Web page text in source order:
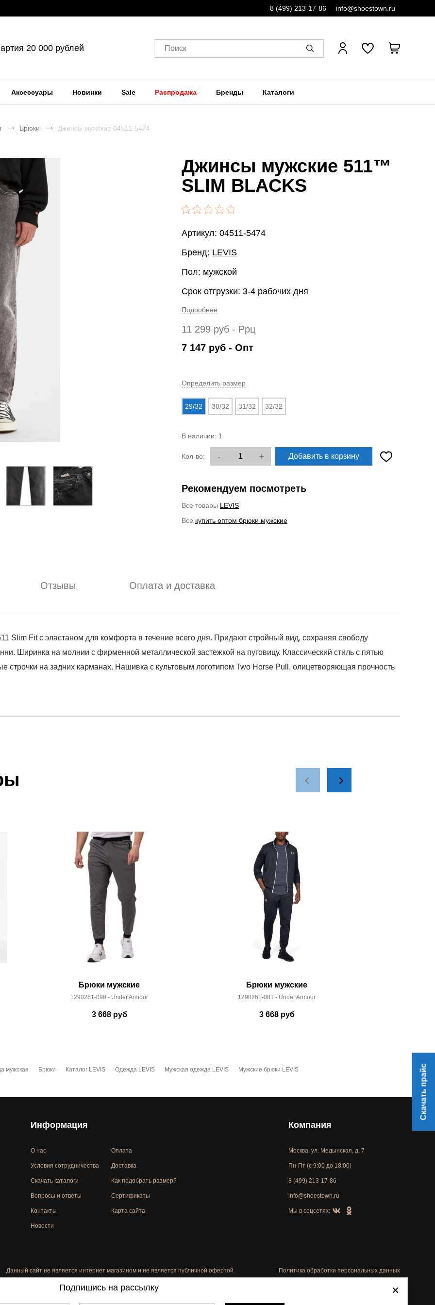
8 (499) 213-17-86 info@shoestown.ru
20 000 рублей Поиск
Аксессуары Новинки Sale Распродажа Бренды Каталоги
Брюки Джинсы мужские 04511-5474
Джинсы мужские 511™
SLIM BLACKS
Артикул: 04511-5474
Бренд: LEVIS
Пол: мужской
Срок отгрузки: 3-4 рабочих дня
Подробнее
11 299 руб - Ррц
7 147 руб - Опт
Определить размер
29/32 30/32 31/32 32/32
В наличии: 1
Кол-во: - + Добавить в корзину
Рекомендуем посмотреть
Все товары LEVIS
Все купить оптом брюки мужские
Отзывы Оплата и доставка
Fit с эластаном для комфорта в течение всего дня. Придают стройный вид, сохраняя свободу
Ширинка на молнии с фирменной металлической застежкой на пуговицу. Классический стиль с пятью
строчки на задних карманах. Нашивка с культовым логотипом Two Horse Pull, олицетворяющая прочность
доставки
Брюки мужские
1290261-090 - Under Armour
3 668руб
Брюки мужские
1290261-001 - Under Armour
3 668руб
мужская Брюки Каталог LEVIS Одежда LEVIS Мужская одежда LEVIS Мужские брюки LEVIS
Информация
О нас
Условия сотрудничества
Скачать каталоги
Вопросы и ответы
Контакты
Новости
Оплата
Доставка
Как подобрать размер?
Сертификаты
Карта сайта
Компания
Москва, ул. Медынская, д. 7
Пн-Пт (с 9:00 до 18:00)
8 (499) 213-17-86
info@shoestown.ru
Мы в соцсетях:
Данный сайт не является интернет магазином и не является публичной офертой. Политика обработки персональных данных
Скачать прайс
Подпишись на рассылку